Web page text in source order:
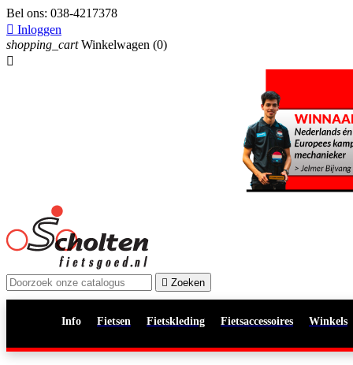
Bel ons: 038-4217378
 Inloggen
shopping_cart Winkelwagen (0)

 Zoeken
Info Fietsen Fietskleding Fietsaccessoires Winkels